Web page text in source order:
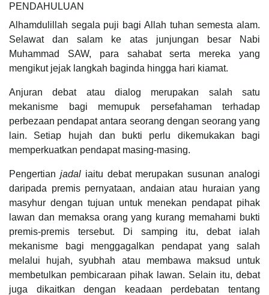
PENDAHULUAN
Alhamdulillah segala puji bagi Allah tuhan semesta alam.
Selawat dan salam ke atas junjungan besar Nabi
Muhammad SAW, para sahabat serta mereka yang
mengikut jejak langkah baginda hingga hari kiamat.
Anjuran debat atau dialog merupakan salah satu
mekanisme bagi memupuk persefahaman terhadap
perbezaan pendapat antara seorang dengan seorang yang
lain. Setiap hujah dan bukti perlu dikemukakan bagi
memperkuatkan pendapat masing-masing.
Pengertian jadal iaitu debat merupakan susunan analogi
daripada premis pernyataan, andaian atau huraian yang
masyhur dengan tujuan untuk menekan pendapat pihak
lawan dan memaksa orang yang kurang memahami bukti
premis-premis tersebut. Di samping itu, debat ialah
mekanisme bagi menggagalkan pendapat yang salah
melalui hujah, syubhah atau membawa maksud untuk
membetulkan pembicaraan pihak lawan. Selain itu, debat
juga dikaitkan dengan keadaan perdebatan tentang